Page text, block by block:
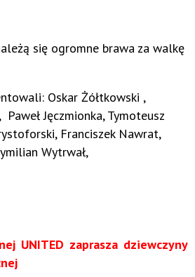
się ogromne brawa za walkę
Oskar Żółtkowski ,
Jęczmionka, Tymoteusz
Franciszek Nawrat,
Wytrwał,
UNITED zaprasza dziewczyny